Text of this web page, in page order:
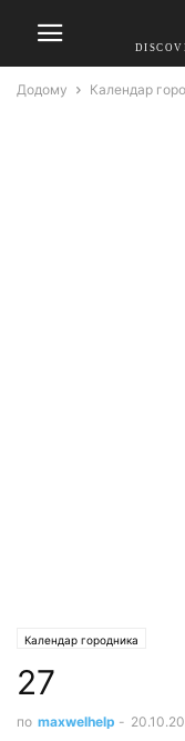
Додому Календар
Календар городника
27
по maxwelhelp -